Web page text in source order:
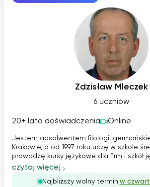
Zdzisław Mleczek
6 uczniów
20+ lata doświadczenia Online
Jestem absolwentem filologii
Krakowie, a od 1997 roku uczę w szkole
prowadzę kursy językowe dla firm i szkół
Specjalizuję się w kompleksowym
matury, egzaminów DaF, DSD oraz w
branżowego (handel, budownictwo). Moje
czytaj więcej
Najbliższy wolny termin:w